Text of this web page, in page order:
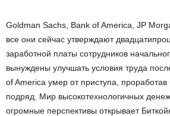
Goldman Sachs, Bank of America, JP
все они сейчас утверждают
заработной платы сотрудников
вынуждены улучшать условия труда
of America умер от приступа, проработав
подряд. Мир высокотехнологичных
огромные перспективы открывает